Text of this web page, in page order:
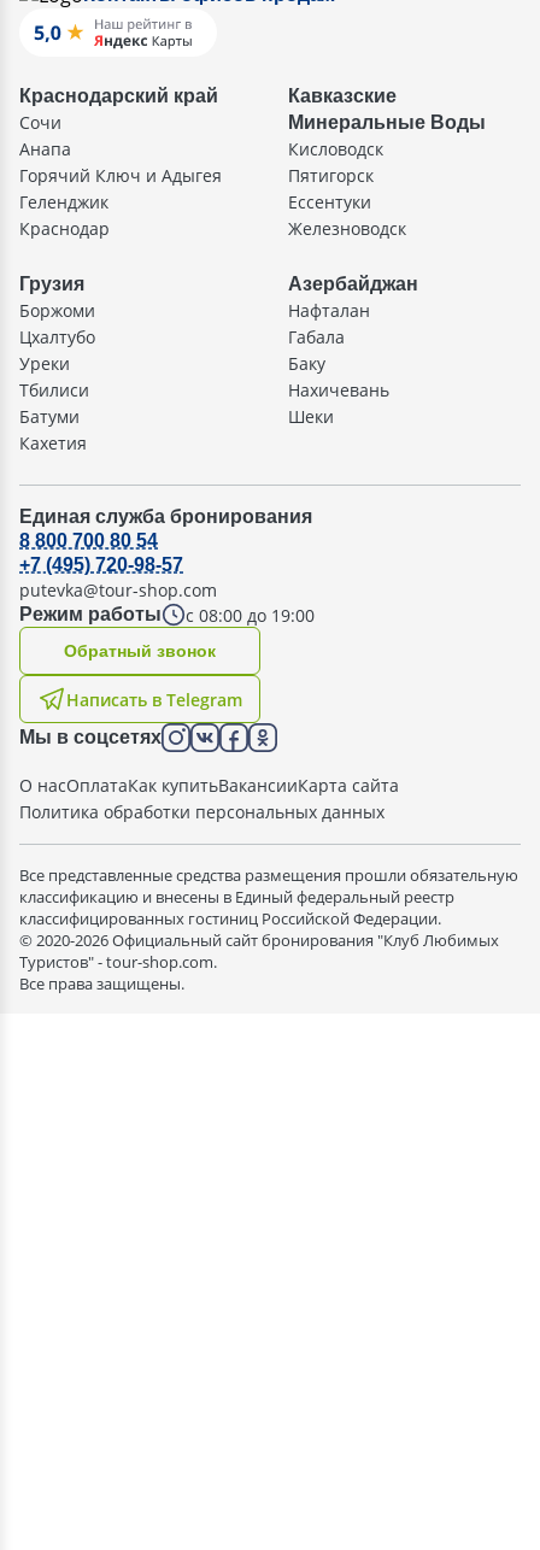
Краснодарский край
Сочи
Анапа
Горячий Ключ и Адыгея
Геленджик
Краснодар
Кавказские
Минеральные Воды
Кисловодск
Пятигорск
Ессентуки
Железноводск
Грузия
Боржоми
Цхалтубо
Уреки
Тбилиси
Батуми
Кахетия
Азербайджан
Нафталан
Габала
Баку
Нахичевань
Шеки
Единая служба бронирования
Режим работы с 08:00 до 19:00
8 800 700 80 54
+7 (495) 720-98-57
putevka@tour-shop.com
Написать в Telegram
Oбратный звонок
Мы в соцсетях
О насОплатаКак купитьВакансииКарта сайта
Политика обработки персональных данных
Все представленные средства размещения прошли обязательную
классификацию и внесены в Единый федеральный реестр
классифицированных гостиниц Российской Федерации.
© 2020-2026 Официальный сайт бронирования "Клуб Любимых
Туристов" - tour-shop.com.
Все права защищены.